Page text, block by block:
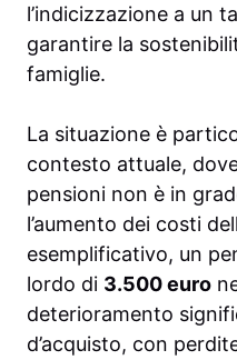
l’indicizzazione a un
garantire la
famiglie.
La situazione è
contesto attuale,
pensioni non è in
l’aumento dei costi
esemplificativo, un
lordo di 3.500 euro
deterioramento
d’acquisto, con